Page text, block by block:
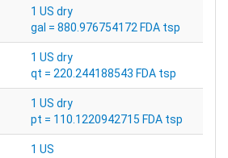
1 US dry
gal = 880.976754172 FDA tsp
1 US dry
qt = 220.244188543 FDA tsp
1 US dry
pt = 110.1220942715 FDA tsp
1 US